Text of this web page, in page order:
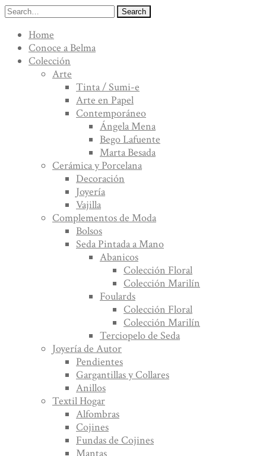
Search
Home
Conoce a Belma
Colección
Arte
Tinta / Sumi-e
Arte en Papel
Contemporáneo
Ángela Mena
Bego Lafuente
Marta Besada
Cerámica y Porcelana
Decoración
Joyería
Vajilla
Complementos de Moda
Bolsos
Seda Pintada a Mano
Abanicos
Colección Floral
Colección Marilín
Foulards
Colección Floral
Colección Marilín
Terciopelo de Seda
Joyería de Autor
Pendientes
Gargantillas y Collares
Anillos
Textil Hogar
Alfombras
Cojines
Fundas de Cojines